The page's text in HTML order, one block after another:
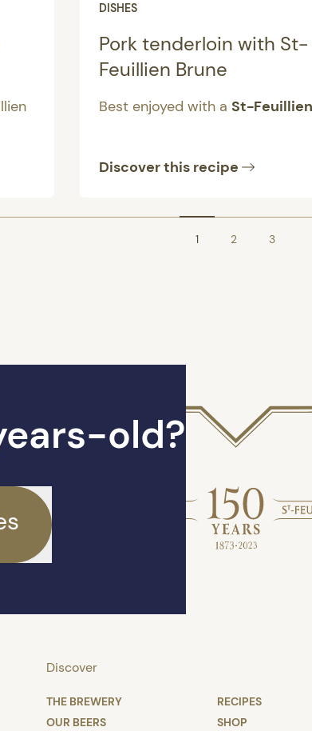
DISHES
Pork tenderloin with St-
Feuillien Brune
Best enjoyed with aSt-
Discover this recipe
1 2 3
old?
Discover
THE BREWERY
OUR BEERS
RECIPES
SHOP